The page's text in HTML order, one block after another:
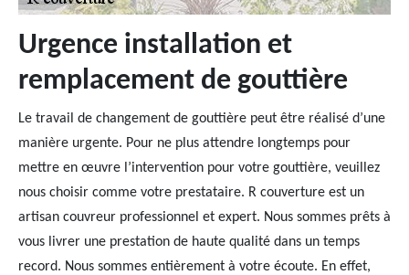
Urgence installation et
remplacement de gouttière
Le travail de changement de gouttière peut être réalisé d’une
manière urgente. Pour ne plus attendre longtemps pour
mettre en œuvre l’intervention pour votre gouttière, veuillez
nous choisir comme votre prestataire. R couverture est un
artisan couvreur professionnel et expert. Nous sommes prêts à
vous livrer une prestation de haute qualité dans un temps
record. Nous sommes entièrement à votre écoute. En effet,